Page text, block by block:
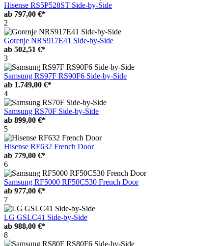
Hisense RS5P528ST Side-by-Side
ab 797,00 €*
2
Gorenje NRS917E41 Side-by-Side
ab 502,51 €*
3
Samsung RS97F RS90F6 Side-by-Side
ab 1.749,00 €*
4
Samsung RS70F Side-by-Side
ab 899,00 €*
5
Hisense RF632 French Door
ab 779,00 €*
6
Samsung RF5000 RF50C530 French Door
ab 977,00 €*
7
LG GSLC41 Side-by-Side
ab 988,00 €*
8